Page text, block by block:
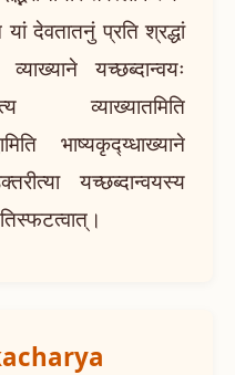
देवतातनुं प्रति श्रद्धां
यच्छब्दान्वयः
व्याख्यातमिति
भाष्यकृद्य्धाख्याने
यच्छब्दान्वयस्य